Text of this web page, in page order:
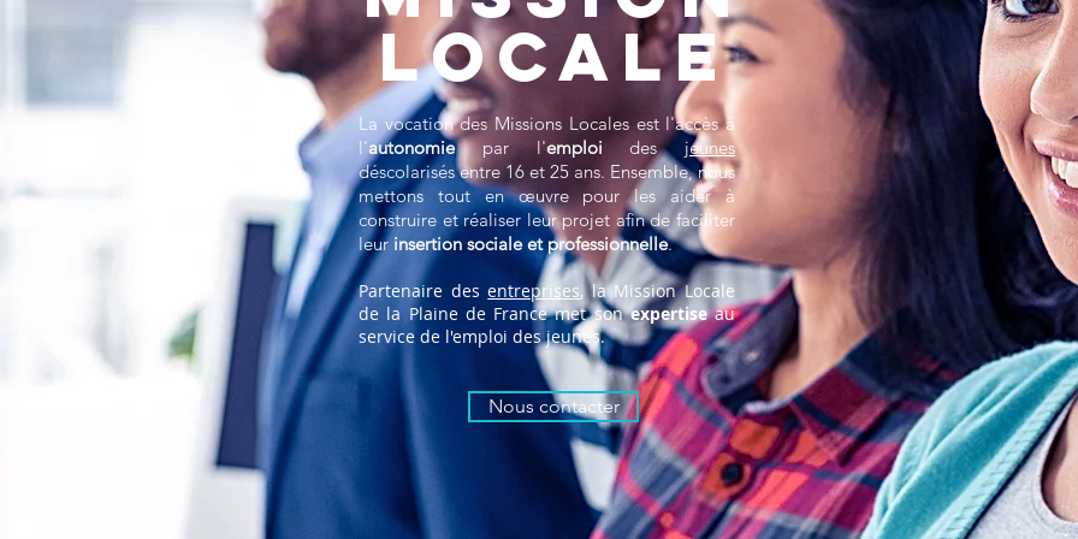
LOCALE
La vocation des Missions Locales est l'accès à
l'autonomiepar l'emploi des jeunes
déscolarisés entre 16 et 25 ans. Ensemble, nous
mettons tout en œuvre pour les aider à
construire et réaliser leur projet afin de faciliter
leur insertion sociale et professionnelle.
Partenaire desentreprises, la Mission Locale
de la Plaine de France met sonexpertiseau
service de l'emploi des jeunes.
Nous contacter